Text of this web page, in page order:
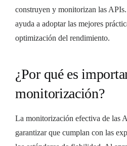
construyen y monitorizan las
ayuda a adoptar las mejores
optimización del rendimiento.
¿Por qué es
monitorización?
La monitorización efectiva de las
garantizar que cumplan con las